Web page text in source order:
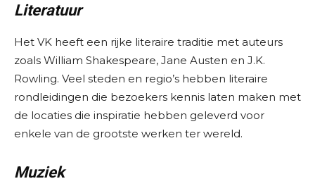
Literatuur
Het VK heeft een rijke literaire traditie met auteurs
zoals William Shakespeare, Jane Austen en J.K.
Rowling. Veel steden en regio’s hebben literaire
rondleidingen die bezoekers kennis laten maken met
de locaties die inspiratie hebben geleverd voor
enkele van de grootste werken ter wereld.
Muziek